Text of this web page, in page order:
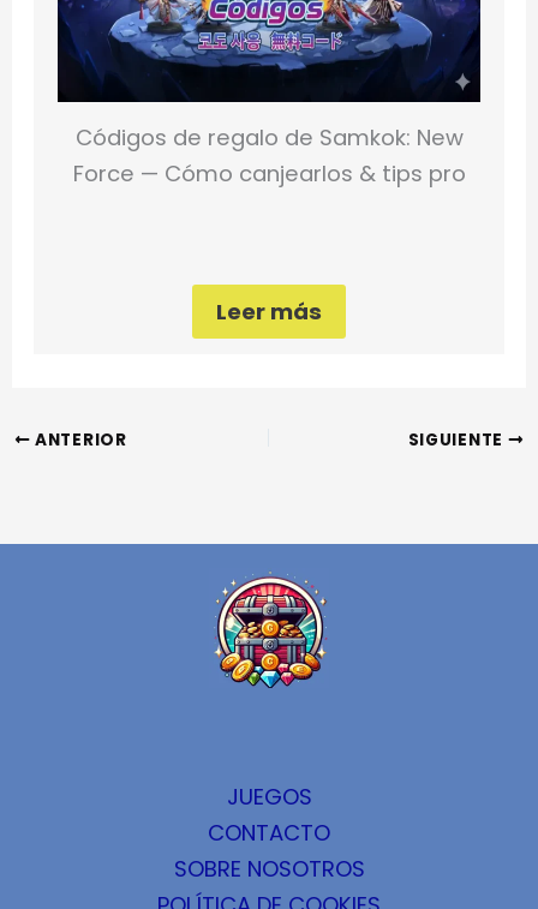
Códigos de regalo de Samkok: New
Force — Cómo canjearlos & tips pro
Leer más
ANTERIOR SIGUIENTE
JUEGOS
CONTACTO
SOBRE NOSOTROS